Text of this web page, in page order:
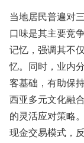
当地居民普遍对
口味是其主要竞
记忆，强调其不
忆。同时，业内
客基础，有助保
西亚多元文化融
的灵活应对策略
现金交易模式，